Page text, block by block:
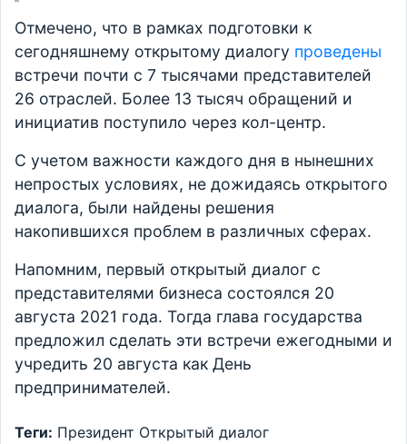
Отмечено, что в рамках подготовки к
сегодняшнему открытому диалогу проведены
встречи почти с 7 тысячами представителей
26 отраслей. Более 13 тысяч обращений и
инициатив поступило через кол-центр.
С учетом важности каждого дня в нынешних
непростых условиях, не дожидаясь открытого
диалога, были найдены решения
накопившихся проблем в различных сферах.
Напомним, первый открытый диалог с
представителями бизнеса состоялся 20
августа 2021 года. Тогда глава государства
предложил сделать эти встречи ежегодными и
учредить 20 августа как День
предпринимателей.
Теги: Президент Открытый диалог